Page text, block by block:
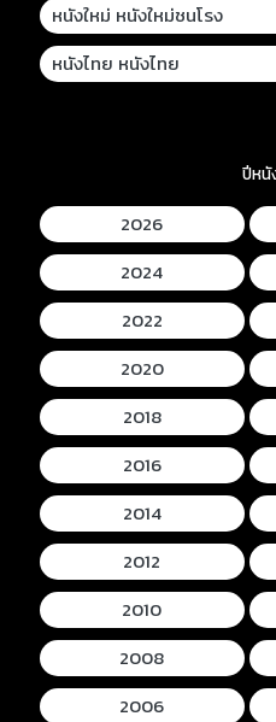
หนังใหม่ หนังใหม่ชนโรง
หนังไทย หนังไทย
ปีหนั
2026
2024
2022
2020
2018
2016
2014
2012
2010
2008
2006